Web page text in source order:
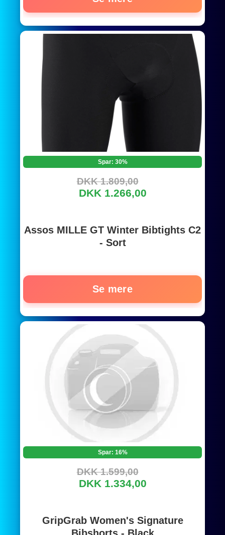
Spar: 30%
DKK 1.809,00
DKK 1.266,00
Assos MILLE GT Winter Bibtights C2
- Sort
Se mere
Spar: 16%
DKK 1.599,00
DKK 1.334,00
GripGrab Women's Signature